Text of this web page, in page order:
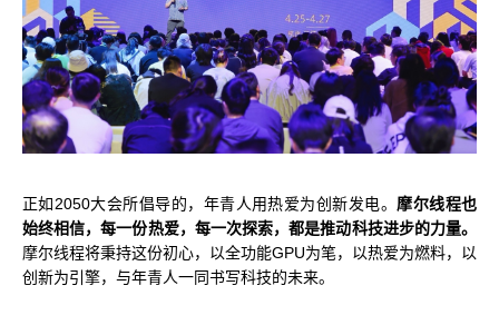
正如2050大会所倡导的，年青人用热爱为创新发电。摩尔线程也
始终相信，每一份热爱，每一次探索，都是推动科技进步的力量。
摩尔线程将秉持这份初心，以全功能GPU为笔，以热爱为燃料，以
创新为引擎，与年青人一同书写科技的未来。